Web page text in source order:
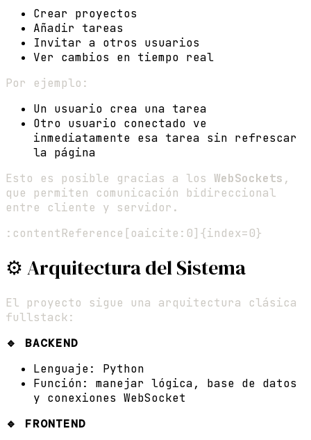
Crear proyectos
Añadir tareas
Invitar a otros usuarios
Ver cambios en tiempo real
Por ejemplo:
Un usuario crea una tarea
Otro usuario conectado ve
inmediatamente esa tarea sin refrescar
la página
Esto es posible gracias a los WebSockets ,
que permiten comunicación bidireccional
entre cliente y servidor.
:contentReference[oaicite:0]{index=0}
⚙️ Arquitectura del Sistema
El proyecto sigue una arquitectura clásica
fullstack:
🔹 BACKEND
Lenguaje: Python
Función: manejar lógica, base de datos
y conexiones WebSocket
🔹 FRONTEND